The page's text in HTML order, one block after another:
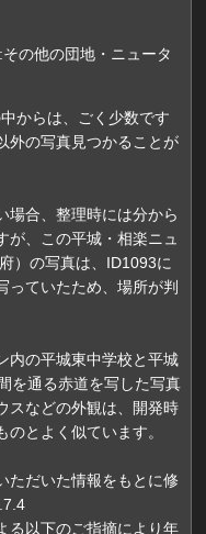
の他の団地・ニュータ
からは、ごく少数です
外の写真見つかることが
場合、整理時には分から
が、この平城・相楽ニュ
）の写真は、ID1093に
っていたため、場所が判
内の平城東中学校と平城
を通る赤道を写した写真
スなどの外観は、開発時
とよく似ています。
ただいた情報をもとに修
る以下のご指摘により年